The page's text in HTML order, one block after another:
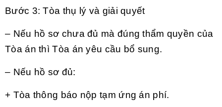
Bước 3: Tòa thụ lý và giải quyết
– Nếu hồ sơ chưa đủ mà đúng thẩm quyền của
Tòa án thì Tòa án yêu cầu bổ sung.
– Nếu hồ sơ đủ:
+ Tòa thông báo nộp tạm ứng án phí.